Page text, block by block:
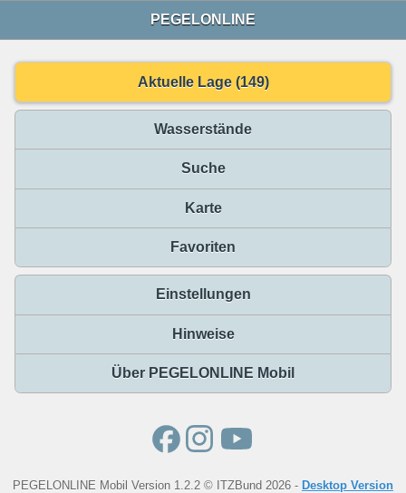
PEGELONLINE
Aktuelle Lage (149)
Wasserstände
Suche
Karte
Favoriten
Einstellungen
Hinweise
Über PEGELONLINE Mobil
PEGELONLINE Mobil Version 1.2.2 © ITZBund 2026 - Desktop Version